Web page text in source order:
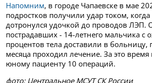
Напомним, в городе Чапаевске в мае
подростков получили удар током,
дотронулся удочкой до проводов ЛЭП.
пострадавших - 14-летнего мальчика с
процентов тела доставили в больницу,
месяца проходил лечение. За это
юному пациенту 10 операций.
фото: Центральное МСУТ СК России